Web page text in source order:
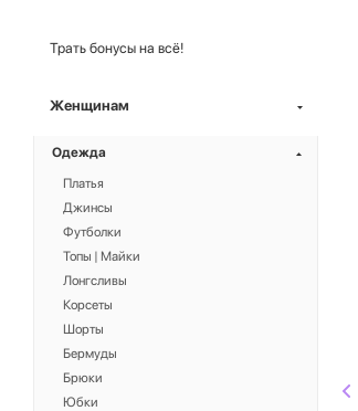
Трать бонусы на всё!
Женщинам
Одежда
Платья
Джинсы
Футболки
Топы | Майки
Лонгсливы
Корсеты
Шорты
Бермуды
Брюки
Юбки